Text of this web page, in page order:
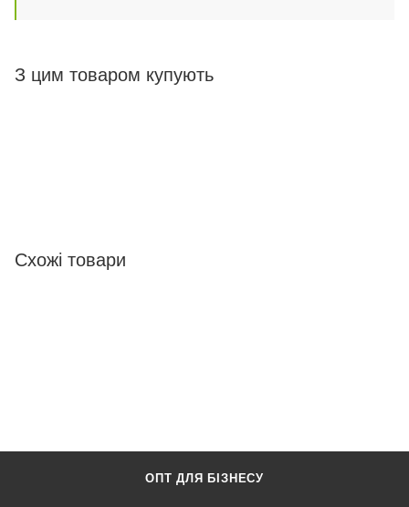
З цим товаром купують
Схожі товари
ОПТ ДЛЯ БІЗНЕСУ